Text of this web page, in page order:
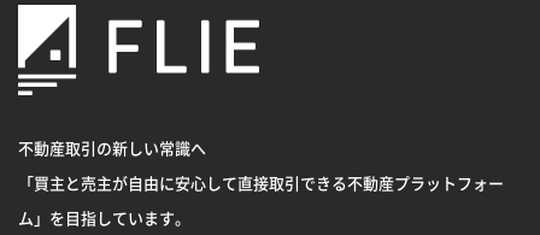
不動産取引の新しい常識へ
「買主と売主が自由に安心して直接取引できる不動産プラットフォー
ム」を目指しています。